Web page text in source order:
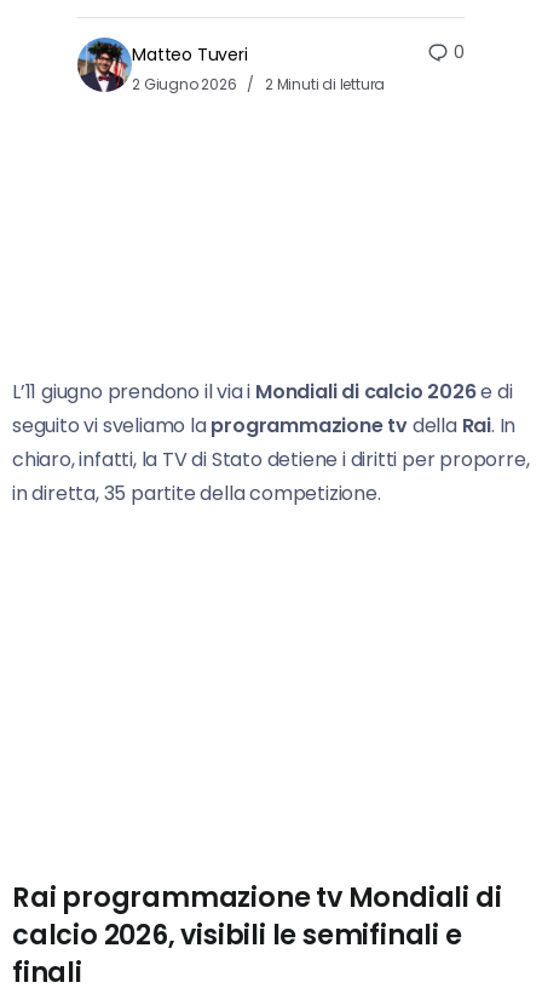
Matteo Tuveri
2 Giugno 2026 2 Minuti di lettura
0
L’11 giugno prendono il via i Mondiali di calcio 2026e di
seguito vi sveliamo laprogrammazione tvdella Rai. In
chiaro, infatti, la TV di Stato detiene i diritti per proporre,
in diretta, 35 partite della competizione.
Rai programmazione tv Mondiali di
calcio 2026, visibili le semifinali e
finali